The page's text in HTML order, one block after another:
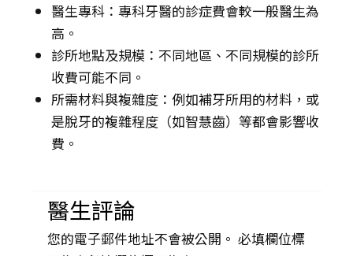
醫生專科：專科牙醫的診症費會較一般醫生為
高。
診所地點及規模：不同地區、不同規模的診所
收費可能不同。
所需材料與複雜度：例如補牙所用的材料，或
是脫牙的複雜程度（如智慧齒）等都會影響收
費。
醫生評論
您的電子郵件地址不會被公開。 必填欄位標